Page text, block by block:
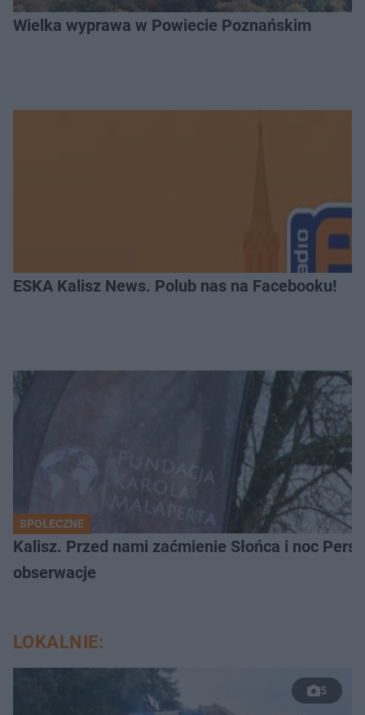
Wielka wyprawa w Powiecie Poznańskim
ESKA Kalisz News. Polub nas na Facebooku!
SPOŁECZNE
Kalisz. Przed nami zaćmienie Słońca i noc
obserwacje
LOKALNIE:
5